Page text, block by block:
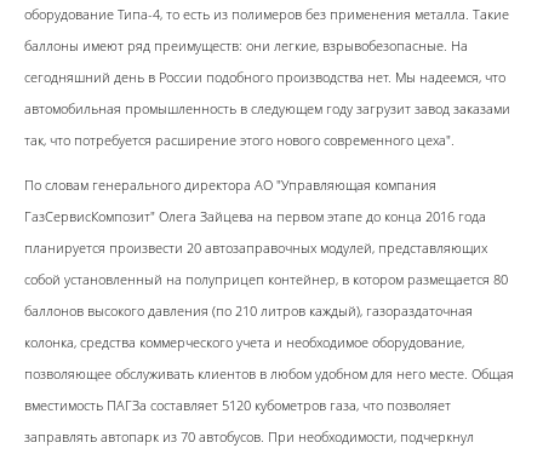
оборудование Типа-4, то есть из полимеров без применения металла. Такие
баллоны имеют ряд преимуществ: они легкие, взрывобезопасные. На
сегодняшний день в России подобного производства нет. Мы надеемся, что
автомобильная промышленность в следующем году загрузит завод заказами
так, что потребуется расширение этого нового современного цеха".
По словам генерального директора АО "Управляющая компания
ГазСервисКомпозит" Олега Зайцева на первом этапе до конца 2016 года
планируется произвести 20 автозаправочных модулей, представляющих
собой установленный на полуприцеп контейнер, в котором размещается 80
баллонов высокого давления (по 210 литров каждый), газораздаточная
колонка, средства коммерческого учета и необходимое оборудование,
позволяющее обслуживать клиентов в любом удобном для него месте. Общая
вместимость ПАГЗа составляет 5120 кубометров газа, что позволяет
заправлять автопарк из 70 автобусов. При необходимости, подчеркнул